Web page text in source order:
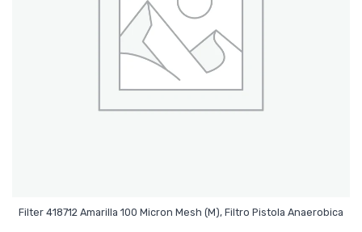
Filter 418712 Amarilla 100 Micron Mesh (M), Filtro Pistola Anaerobica